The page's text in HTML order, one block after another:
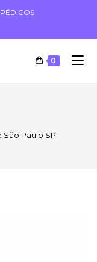
0
Paulo SP